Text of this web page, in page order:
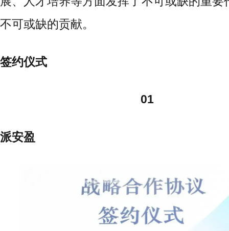
不可或缺的贡献。
签约仪式
01
派安盈